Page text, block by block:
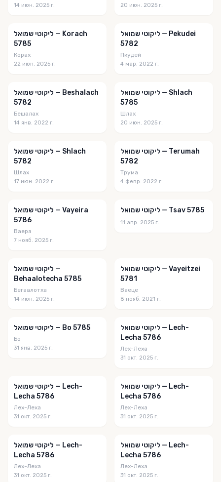
Dvar Maljut
Exodus Magazine (English)
Fascinating Insights
Halacha Newsletter
Hamaor
Hemdat Yamim
Ker A Velt
L’Chaim
La Enseñanza Semanal
La Paracha De La Semaine
14 июн. 2025 г. 20 июн. 2025 г.
ליקוטי שמואל — Korach
5785
Корах
22 июн. 2025 г.
ליקוטי שמואל — Pekudei
5782
Пкудей
4 мар. 2022 г.
ליקוטי שמואל — Beshalach
5782
Бешалах
14 янв. 2022 г.
ליקוטי שמואל — Shlach
5785
Шлах
20 июн. 2025 г.
ליקוטי שמואל — Shlach
5782
Шлах
17 июн. 2022 г.
ליקוטי שמואל — Terumah
5782
Трума
4 февр. 2022 г.
ליקוטי שמואל — Vayeira
5786
Ваера
7 нояб. 2025 г.
ליקוטי שמואל — Tsav 5785
11 апр. 2025 г.
ליקוטי שמואל —
Behaalotecha 5785
Бегаалотха
14 июн. 2025 г.
ליקוטי שמואל — Vayeitzei
5781
Ваеце
8 нояб. 2021 г.
ליקוטי שמואל — Bo 5785
Бо
31 янв. 2025 г.
ליקוטי שמואל — Lech-
Lecha 5786
Лех-Леха
31 окт. 2025 г.
ליקוטי שמואל — Lech-
Lecha 5786
Лех-Леха
31 окт. 2025 г.
ליקוטי שמואל — Lech-
Lecha 5786
Лех-Леха
31 окт. 2025 г.
ליקוטי שמואל — Lech-
Lecha 5786
Лех-Леха
31 окт. 2025 г.
ליקוטי שמואל — Lech-
Lecha 5786
Лех-Леха
31 окт. 2025 г.